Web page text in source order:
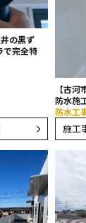
の黒ず
で完全特
【古
防水施
防水工
施工